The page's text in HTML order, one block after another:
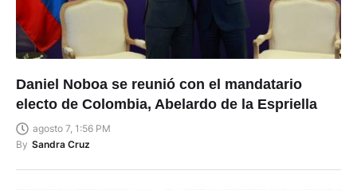
Daniel Noboa se reunió con el mandatario
electo de Colombia, Abelardo de la Espriella
agosto 7, 1:56 PM
By Sandra Cruz